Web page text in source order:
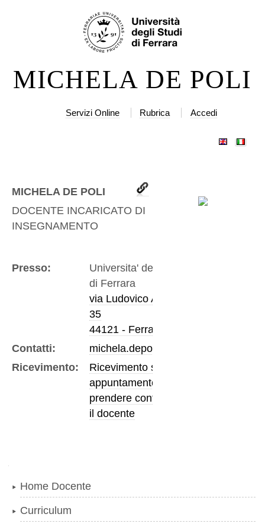
Salta
alla
MICHELA DE POLI
Servizi Online Rubrica Accedi
MICHELA DE POLI
DOCENTE INCARICATO DI
INSEGNAMENTO
Presso:
Universita' degli Studi
di Ferrara
via Ludovico Ariosto,
35
44121 - Ferrara
Contatti:
michela.depoli@unife.it
Ricevimento:
Ricevimento su
appuntamento,
prendere contatto con
il docente
Home Docente
Curriculum